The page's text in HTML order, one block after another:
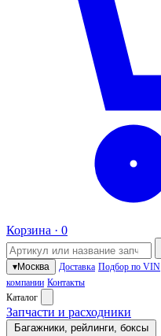
Корзина · 0
▾Москва Доставка Подбор по VIN
компании Контакты
Каталог
Запчасти и расходники
Багажники, рейлинги, боксы